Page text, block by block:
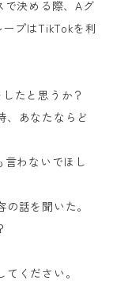
決める際、Aグ
プはTikTokを利
たと思うか？
あなたならど
わないでほし
話を聞いた。
ください。